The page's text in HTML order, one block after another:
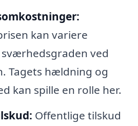
kan variere
ved
Tagets hældning og
kan spille en rolle her.
Offentlige tilskud